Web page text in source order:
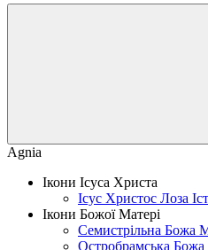
Agnia
Ікони Ісуса Христа
Ісус Христос Лоза
Ікони Божої Матері
Семистрільна Божа
Остробрамська Божа